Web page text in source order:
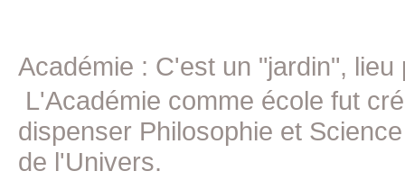
Académie : C'est un "jardin", lieu
L'Académie comme école fut
dispenser Philosophie et
de l'Univers.